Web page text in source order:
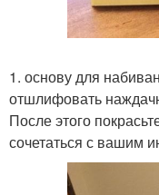
1. основу для
отшлифовать
После этого
сочетаться с вашим